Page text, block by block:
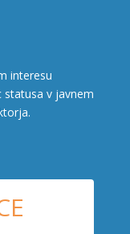
interesu
statusa v javnem